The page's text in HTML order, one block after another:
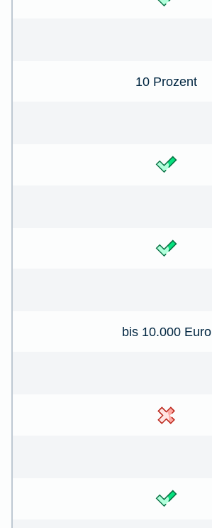
10 Prozent
bis 10.000 Euro